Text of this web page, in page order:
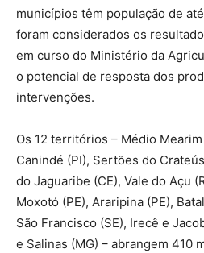
municípios têm população de
foram considerados os
em curso do Ministério da
o potencial de resposta dos
intervenções.
Os 12 territórios – Médio
Canindé (PI), Sertões do
do Jaguaribe (CE), Vale do Açu
Moxotó (PE), Araripina (PE),
São Francisco (SE), Irecê e
e Salinas (MG) – abrangem 410